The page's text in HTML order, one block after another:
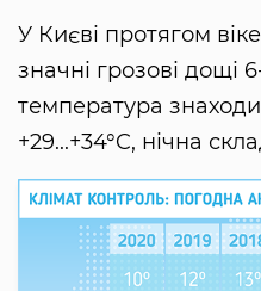
У Києві протягом
значні грозові дощі
температура
+29...+34°C, нічна